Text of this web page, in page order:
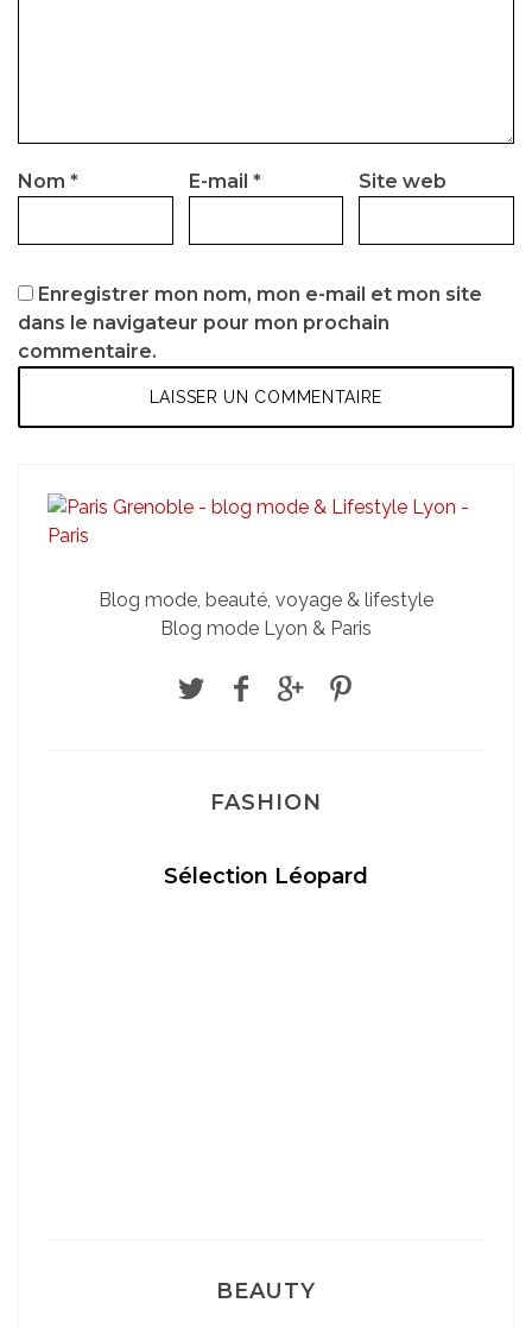
Nom * E-mail * Site web
Enregistrer mon nom, mon e-mail et mon site
dans le navigateur pour mon prochain
commentaire.
Blog mode, beauté, voyage & lifestyle
Blog mode Lyon & Paris
FASHION
Sélection Léopard
BEAUTY